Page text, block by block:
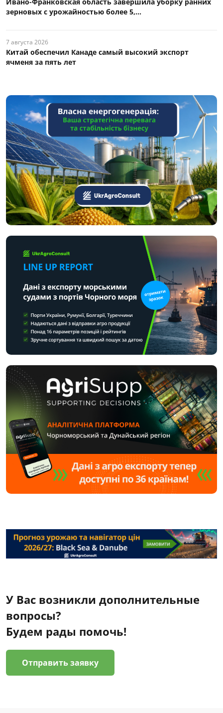
зерновых с урожайностью более 5,...
7 августа 2026
Китай обеспечил Канаде самый высокий экспорт
ячменя за пять лет
У Вас возникли дополнительные
вопросы?
Будем рады помочь!
Отправить заявку